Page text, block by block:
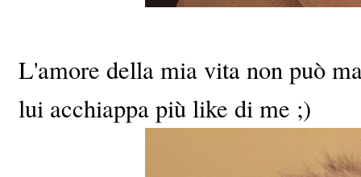
L'amore della mia vita non può
lui acchiappa più like di me ;)